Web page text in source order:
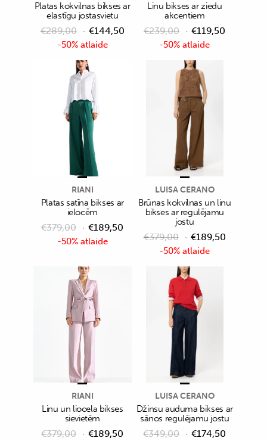
-50% atlaide
Platas kokvilnas bikses ar
elastīgu jostasvietu
€289,00 €144,50
-50% atlaide
Linu bikses ar ziedu
akcentiem
€239,00 €119,50
-50% atlaide
RIANI
Platas satīna bikses ar
ielocēm
€379,00 €189,50
-50% atlaide
LUISA CERANO
Brūnas kokvilnas un linu
bikses ar regulējamu
jostu
€379,00 €189,50
RIANI
Linu un liocela bikses
sievietēm
€379,00 €189,50
LUISA CERANO
Džinsu auduma bikses ar
sānos regulējamu jostu
€349,00 €174,50